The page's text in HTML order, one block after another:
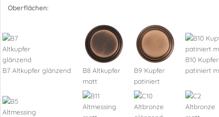
Oberflächen:
B7 Altkupfer glänzend
B8 Altkupfer
matt
B9 Kupfer
patiniert
B10 Kupfer
patiniert